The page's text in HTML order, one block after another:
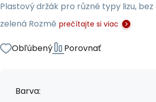
Plastový držák pro různé typy lizu,
zelená Rozmě prečítajte si viac
Obľúbený Porovnať
Barva: